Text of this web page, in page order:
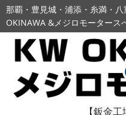
那覇・豊見城・浦添・糸満・
OKINAWA &メジロモータース
【鈑金工